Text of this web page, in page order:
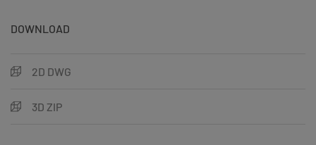
DOWNLOAD
2D DWG
3D ZIP